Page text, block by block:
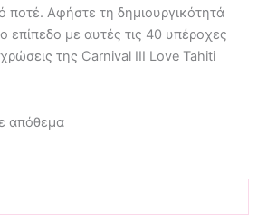
ποτέ. Αφήστε τη δημιουργικότητά
επίπεδο με αυτές τις 40 υπέροχες
της Carnival III Love Tahiti
απόθεμα